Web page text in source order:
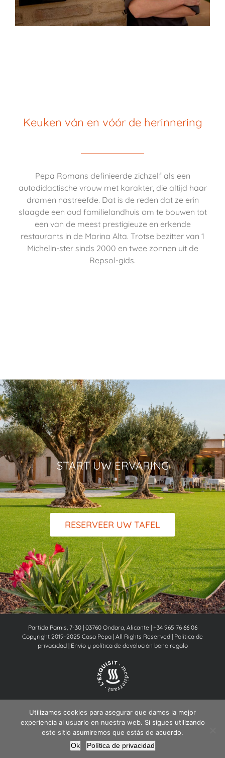
Keuken ván en vóór de herinnering
Pepa Romans definieerde zichzelf als een
autodidactische vrouw met karakter, die altijd haar
dromen nastreefde. Dat is de reden dat ze erin
slaagde een oud familielandhuis om te bouwen tot
een van de meest prestigieuze en erkende
restaurants in de Marina Alta. Trotse bezitter van 1
Michelin-ster sinds 2000 en twee zonnen uit de
Repsol-gids.
START UW ERVARING
RESERVEER UW TAFEL
Partida Pamis, 7-30 | 03760 Ondara, Alicante | +34 965 76 66 06
Copyright 2019-2025 Casa Pepa | All Rights Reserved | Política de
privacidad| Envío y política de devolución bono regalo
Español English Nederlands
Utilizamos cookies para asegurar que damos la mejor
experiencia al usuario en nuestra web. Si sigues utilizando
este sitio asumiremos que estás de acuerdo.
Ok
Política de privacidad